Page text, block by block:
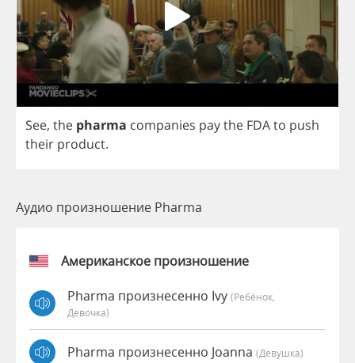
See, the pharma companies paythe FDAto push
their product.
Аудио произношение Pharma
Американское произношение
Pharma произнесенно Ivy (Ребёнок,
Девочка)
Pharma произнесенно Joanna (девушка)